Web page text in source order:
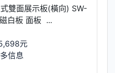
雙面展示板(橫向) SW-
白板 面板 ...
元
信息